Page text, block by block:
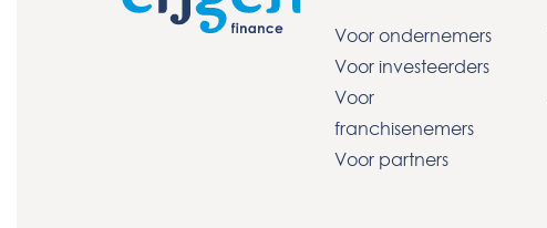
Voor ondernemers
Voor investeerders
Voor
franchisenemers
Voor partners